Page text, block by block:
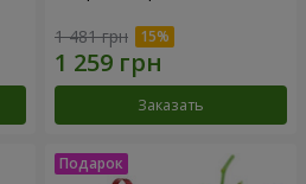
1 481 грн
Заказать